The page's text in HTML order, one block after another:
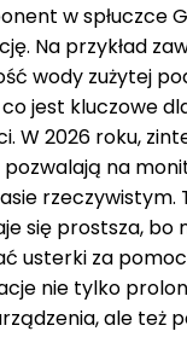
w spłuczce
Na przykład
wody zużytej
co jest kluczowe
W 2026 roku,
na
rzeczywistym.
się prostsza, bo
usterki za
nie tylko
ale też